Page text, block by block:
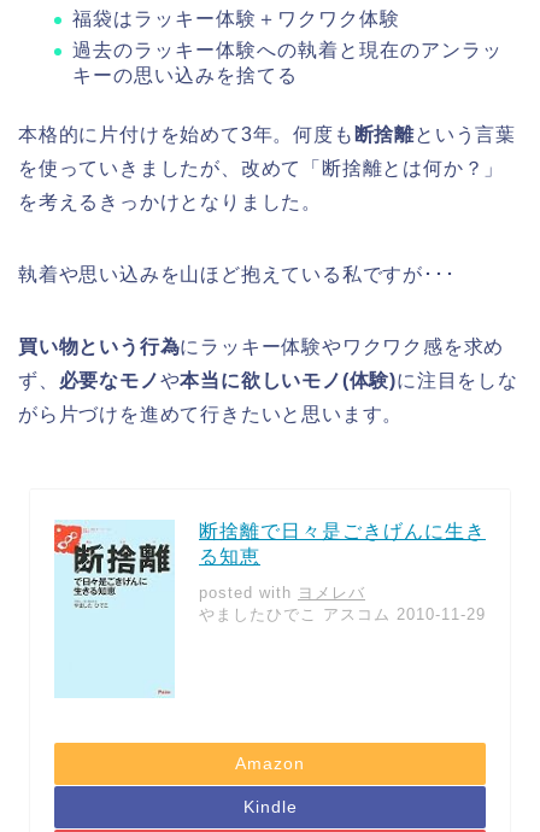
福袋はラッキー体験＋ワクワク体験
過去のラッキー体験への執着と現在のアンラッ
キーの思い込みを捨てる
本格的に片付けを始めて3年。何度も 断捨離という言葉
を使っていきましたが、改めて「断捨離とは何か？」
を考えるきっかけとなりました。
執着や思い込みを山ほど抱えている私ですが･･･
買い物という行為にラッキー体験やワクワク感を求め
ず、 必要なモノや本当に欲しいモノ(体験)に注目をしな
がら片づけを進めて行きたいと思います。
断捨離で日々是ごきげんに生き
る知恵
posted with ヨメレバ
やましたひでこ アスコム 2010-11-29
Amazon
Kindle